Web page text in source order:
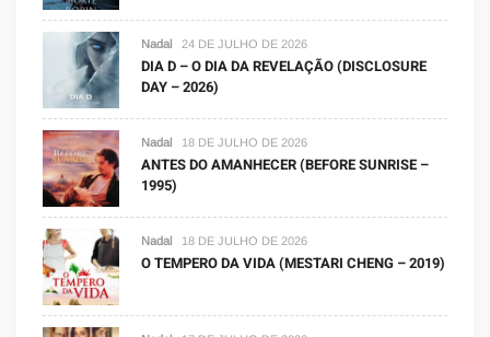
Nadal 24 DE JULHO DE 2026
DIA D – O DIA DA REVELAÇÃO (DISCLOSURE
DAY – 2026)
Nadal 18 DE JULHO DE 2026
ANTES DO AMANHECER (BEFORE SUNRISE –
1995)
Nadal 18 DE JULHO DE 2026
O TEMPERO DA VIDA (MESTARI CHENG – 2019)